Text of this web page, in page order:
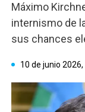
Máximo
internismo de
sus chances
10 de junio 2026,